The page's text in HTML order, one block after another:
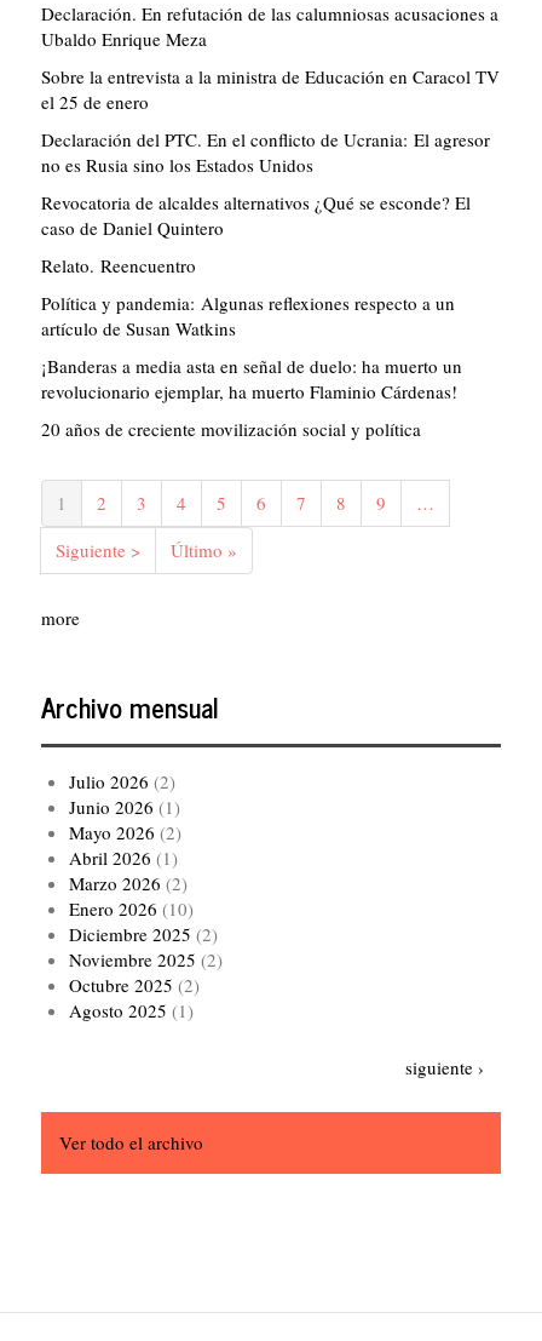
Declaración. En refutación de las calumniosas acusaciones a
Ubaldo Enrique Meza
Sobre la entrevista a la ministra de Educación en Caracol TV
el 25 de enero
Declaración del PTC. En el conflicto de Ucrania: El agresor
no es Rusia sino los Estados Unidos
Revocatoria de alcaldes alternativos ¿Qué se esconde? El
caso de Daniel Quintero
Relato. Reencuentro
Política y pandemia: Algunas reflexiones respecto a un
artículo de Susan Watkins
¡Banderas a media asta en señal de duelo: ha muerto un
revolucionario ejemplar, ha muerto Flaminio Cárdenas!
20 años de creciente movilización social y política
Paginación
Página
actual
1 Página
2 Página
3 Página
4 Página
5 Página
6 Página
7 Página
8 Página
9
…
Siguiente
página
Siguiente >
Última
página
Último »
more
Archivo mensual
Julio 2026 (2)
Junio 2026 (1)
Mayo 2026 (2)
Abril 2026 (1)
Marzo 2026 (2)
Enero 2026 (10)
Diciembre 2025 (2)
Noviembre 2025 (2)
Octubre 2025 (2)
Agosto 2025 (1)
Siguiente
siguiente ›
Ver todo el archivo